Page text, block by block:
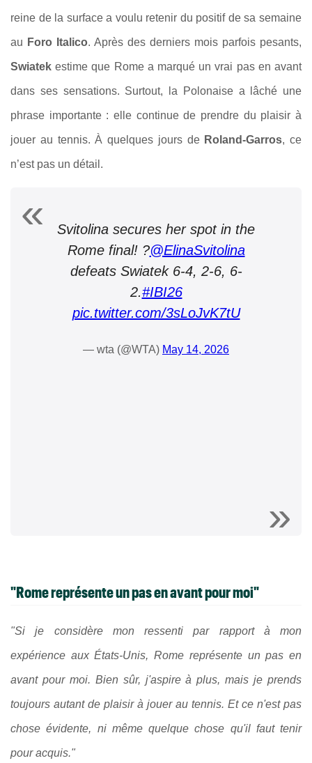
reine de la surface a voulu retenir du positif de sa semaine
au Foro Italico. Après des derniers mois parfois pesants,
Swiatekestime que Rome a marqué un vrai pas en avant
dans ses sensations. Surtout, la Polonaise a lâché une
phrase importante : elle continue de prendre du plaisir à
jouer au tennis. À quelques jours de Roland-Garros, ce
n’est pas un détail.
Svitolina secures her spot in the
Rome final! ?@ElinaSvitolina
defeats Swiatek 6-4, 2-6, 6-
2.#IBI26
pic.twitter.com/3sLoJvK7tU
— wta (@WTA) May 14, 2026
"Rome représente un pas en avant pour moi"
"Si je considère mon ressenti par rapport à mon
expérience aux États-Unis, Rome représente un pas en
avant pour moi. Bien sûr, j'aspire à plus, mais je prends
toujours autant de plaisir à jouer au tennis. Et ce n'est pas
chose évidente, ni même quelque chose qu'il faut tenir
pour acquis."